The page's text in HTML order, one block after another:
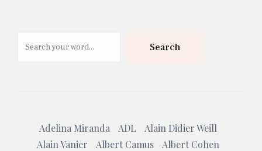
Search
Adelina Miranda ADL
Alain Didier Weill
Alain Vanier
Albert Camus
Albert Cohen